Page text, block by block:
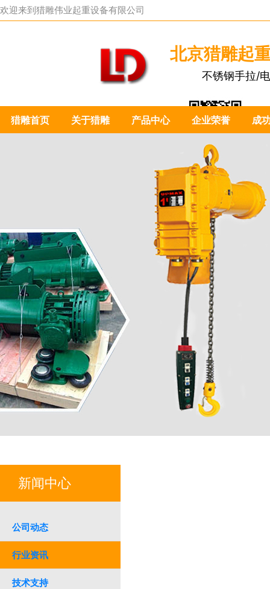
欢迎来到猎雕伟业起重设备有限公司
北京猎雕起
不锈钢手拉/
扫一扫关注我们：
猎雕首页 关于猎雕 产品中心 企业荣誉 成
新闻中心
公司动态
行业资讯
技术支持